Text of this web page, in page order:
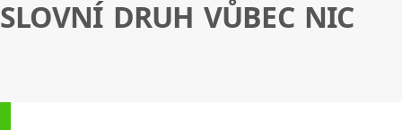
SLOVNÍ DRUH VŮBEC NIC